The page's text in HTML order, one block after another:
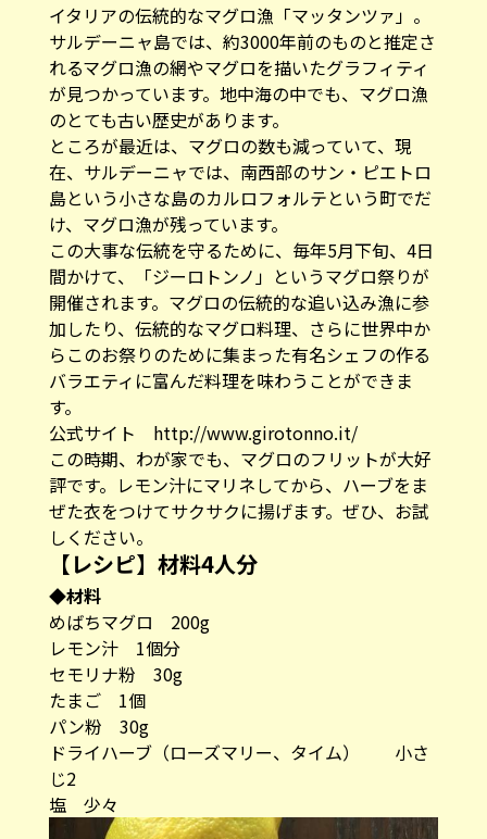
イタリアの伝統的なマグロ漁「マッタンツァ」。
サルデーニャ島では、約3000年前のものと推定さ
れるマグロ漁の網やマグロを描いたグラフィティ
が見つかっています。地中海の中でも、マグロ漁
のとても古い歴史があります。
ところが最近は、マグロの数も減っていて、現
在、サルデーニャでは、南西部のサン・ピエトロ
島という小さな島のカルロフォルテという町でだ
け、マグロ漁が残っています。
この大事な伝統を守るために、毎年5月下旬、4日
間かけて、「ジーロトンノ」というマグロ祭りが
開催されます。マグロの伝統的な追い込み漁に参
加したり、伝統的なマグロ料理、さらに世界中か
らこのお祭りのために集まった有名シェフの作る
バラエティに富んだ料理を味わうことができま
す。
公式サイト http://www.girotonno.it/
この時期、わが家でも、マグロのフリットが大好
評です。レモン汁にマリネしてから、ハーブをま
ぜた衣をつけてサクサクに揚げます。ぜひ、お試
しください。
【レシピ】材料4人分
◆材料
めばちマグロ 200g
レモン汁 1個分
セモリナ粉 30g
たまご 1個
パン粉 30g
ドライハーブ（ローズマリー、タイム） 小さ
じ2
塩 少々